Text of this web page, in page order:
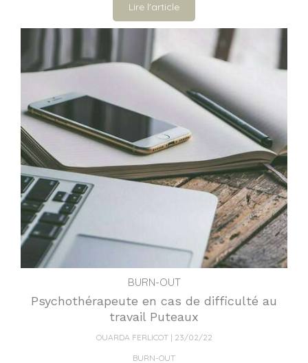
Lire l'article
BURN-OUT
Psychothérapeute en cas de difficulté au
travail Puteaux
OUARDA FERLICOT
23/02/22
BURN-OUT